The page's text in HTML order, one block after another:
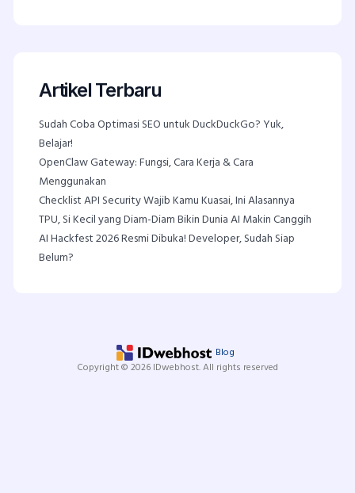
Artikel Terbaru
Sudah Coba Optimasi SEO untuk DuckDuckGo? Yuk,
Belajar!
OpenClaw Gateway: Fungsi, Cara Kerja & Cara
Menggunakan
Checklist API Security Wajib Kamu Kuasai, Ini Alasannya
TPU, Si Kecil yang Diam-Diam Bikin Dunia AI Makin Canggih
AI Hackfest 2026 Resmi Dibuka! Developer, Sudah Siap
Belum?
Blog
Copyright © 2026 IDwebhost. All rights reserved